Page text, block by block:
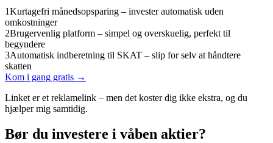
1Kurtagefri månedsopsparing – invester automatisk uden
omkostninger
2Brugervenlig platform – simpel og overskuelig, perfekt til
begyndere
3Automatisk indberetning til SKAT – slip for selv at håndtere
skatten
Kom i gang gratis →
Linket er et reklamelink – men det koster dig ikke ekstra, og du
hjælper mig samtidig.
Bør du investere i våben aktier?